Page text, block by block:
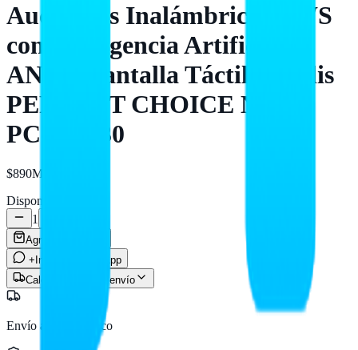
Audífonos Inalámbricos TWS
con Inteligencia Artificial -
ANC y Pantalla Táctil Auralis
PERFECT CHOICE Negro
PC-117230
$890MXN
Disponible
1
Agregar al carrito
+Info por WhatsApp
Calcular costo de envío
Envío a todo México